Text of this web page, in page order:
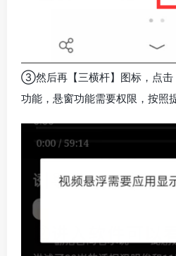
③然后再【三横杆】图标，点击
功能，悬窗功能需要权限，按照